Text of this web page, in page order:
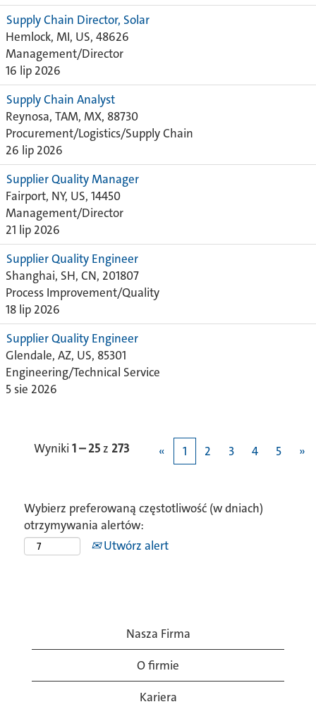
Supply Chain Director, Solar
Hemlock, MI, US, 48626
Management/Director
16 lip 2026
Supply Chain Analyst
Reynosa, TAM, MX, 88730
Procurement/Logistics/Supply Chain
26 lip 2026
Supplier Quality Manager
Fairport, NY, US, 14450
Management/Director
21 lip 2026
Supplier Quality Engineer
Shanghai, SH, CN, 201807
Process Improvement/Quality
18 lip 2026
Supplier Quality Engineer
Glendale, AZ, US, 85301
Engineering/Technical Service
5 sie 2026
Wyniki 1 – 25z 273 « 1 2 3 4 5 »
Wybierz preferowaną częstotliwość (w dniach)
otrzymywania alertów:
Utwórz alert
Nasza Firma
O firmie
Kariera